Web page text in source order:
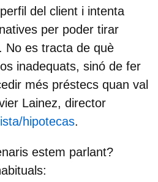
del client i intenta
per poder tirar
No es tracta de què
inadequats, sinó de fer
més préstecs quan val
Lainez, director
hipotecas.
estem parlant?